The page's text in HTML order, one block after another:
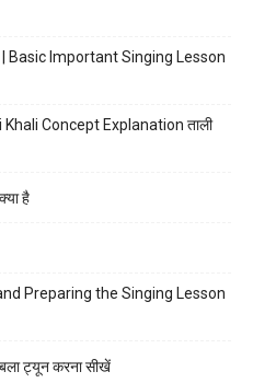
Basic Important Singing Lesson
Concept Explanation ताली
है
Preparing the Singing Lesson
ट्यून करना सीखें